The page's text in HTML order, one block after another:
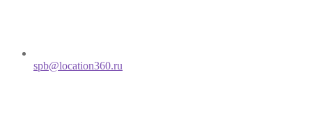
spb@location360.ru